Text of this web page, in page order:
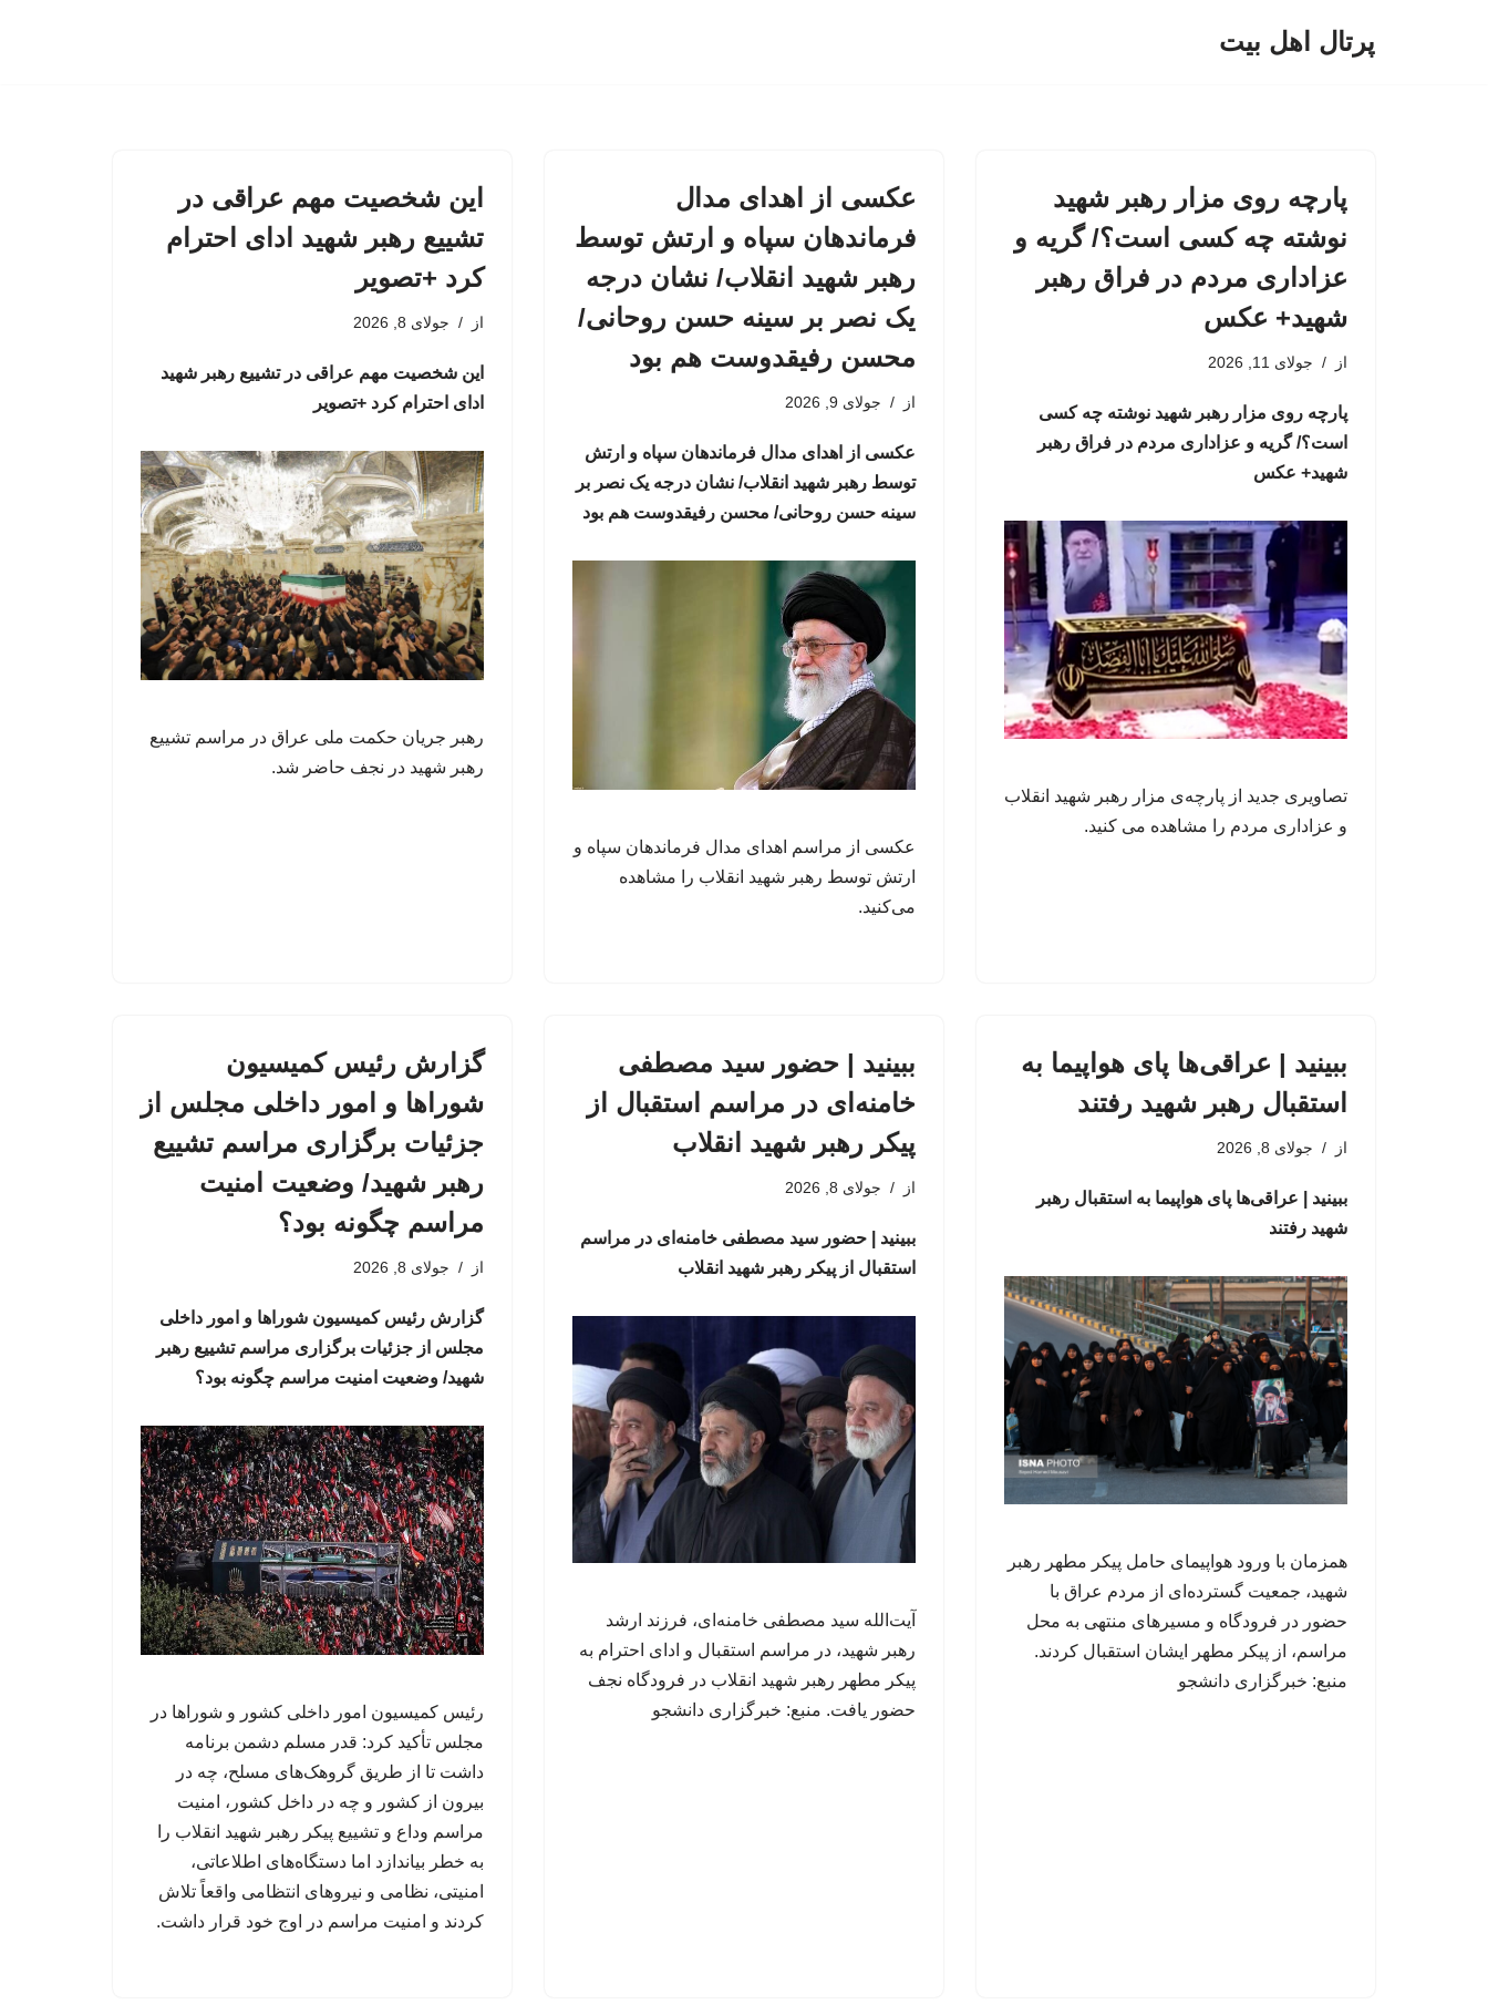
پرتال اهل بیت
پارچه روی مزار رهبر شهید
نوشته چه کسی است؟/ گریه و
عزاداری مردم در فراق رهبر
شهید+ عکس
از جولای 11, 2026
پارچه روی مزار رهبر شهید نوشته چه کسی
است؟/ گریه و عزاداری مردم در فراق رهبر
شهید+ عکس
تصاویری جدید از پارچه‌ی مزار رهبر شهید انقلاب
و عزاداری مردم را مشاهده می کنید.
عکسی از اهدای مدال
فرماندهان سپاه و ارتش توسط
رهبر شهید انقلاب/ نشان درجه
یک نصر بر سینه حسن روحانی/
محسن رفیقدوست هم بود
از جولای 9, 2026
عکسی از اهدای مدال فرماندهان سپاه و ارتش
توسط رهبر شهید انقلاب/ نشان درجه یک نصر بر
سینه حسن روحانی/ محسن رفیقدوست هم بود
عکسی از مراسم اهدای مدال فرماندهان سپاه و
ارتش توسط رهبر شهید انقلاب را مشاهده
می‌کنید.
این شخصیت مهم عراقی در
تشییع رهبر شهید ادای احترام
کرد +تصویر
از جولای 8, 2026
این شخصیت مهم عراقی در تشییع رهبر شهید
ادای احترام کرد +تصویر
رهبر جریان حکمت ملی عراق در مراسم تشییع
رهبر شهید در نجف حاضر شد.
ببینید | عراقی‌ها پای هواپیما به
استقبال رهبر شهید رفتند
از جولای 8, 2026
ببینید | عراقی‌ها پای هواپیما به استقبال رهبر
شهید رفتند
همزمان با ورود هواپیمای حامل پیکر مطهر رهبر
شهید، جمعیت گسترده‌ای از مردم عراق با
حضور در فرودگاه و مسیرهای منتهی به محل
مراسم، از پیکر مطهر ایشان استقبال کردند.
منبع: خبرگزاری دانشجو
ببینید | حضور سید مصطفی
خامنه‌ای در مراسم استقبال از
پیکر رهبر شهید انقلاب
از جولای 8, 2026
ببینید | حضور سید مصطفی خامنه‌ای در مراسم
استقبال از پیکر رهبر شهید انقلاب
آیت‌الله سید مصطفی خامنه‌ای، فرزند ارشد
رهبر شهید، در مراسم استقبال و ادای احترام به
پیکر مطهر رهبر شهید انقلاب در فرودگاه نجف
حضور یافت. منبع: خبرگزاری دانشجو
گزارش رئیس کمیسیون
شوراها و امور داخلی مجلس از
جزئیات برگزاری مراسم تشییع
رهبر شهید/ وضعیت امنیت
مراسم چگونه بود؟
از جولای 8, 2026
گزارش رئیس کمیسیون شوراها و امور داخلی
مجلس از جزئیات برگزاری مراسم تشییع رهبر
شهید/ وضعیت امنیت مراسم چگونه بود؟
رئیس کمیسیون امور داخلی کشور و شوراها در
مجلس تأکید کرد: قدر مسلم دشمن برنامه
داشت تا از طریق گروهک‌های مسلح، چه در
بیرون از کشور و چه در داخل کشور، امنیت
مراسم وداع و تشییع پیکر رهبر شهید انقلاب را
به خطر بیاندازد اما دستگاه‌های اطلاعاتی،
امنیتی، نظامی و نیروهای انتظامی واقعاً تلاش
کردند و امنیت مراسم در اوج خود قرار داشت.